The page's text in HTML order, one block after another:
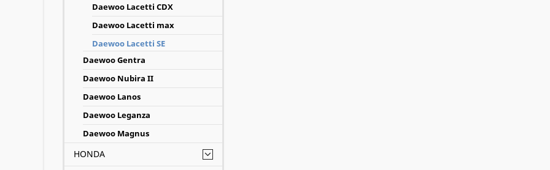
Daewoo Lacetti CDX
Daewoo Lacetti max
Daewoo Lacetti SE
Daewoo Gentra
Daewoo Nubira II
Daewoo Lanos
Daewoo Leganza
Daewoo Magnus
HONDA